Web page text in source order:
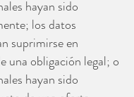
hayan sido
los datos
suprimirse en
una obligación legal; o
hayan sido